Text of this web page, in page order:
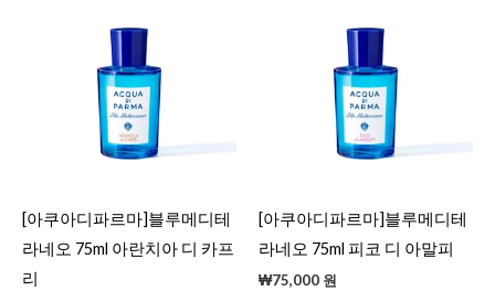
[아쿠아디파르마]블루메디테
라네오 75ml 아란치아 디 카프
리
[아쿠아디파르마]블루메디테
라네오 75ml 피코 디 아말피
₩75,000 원